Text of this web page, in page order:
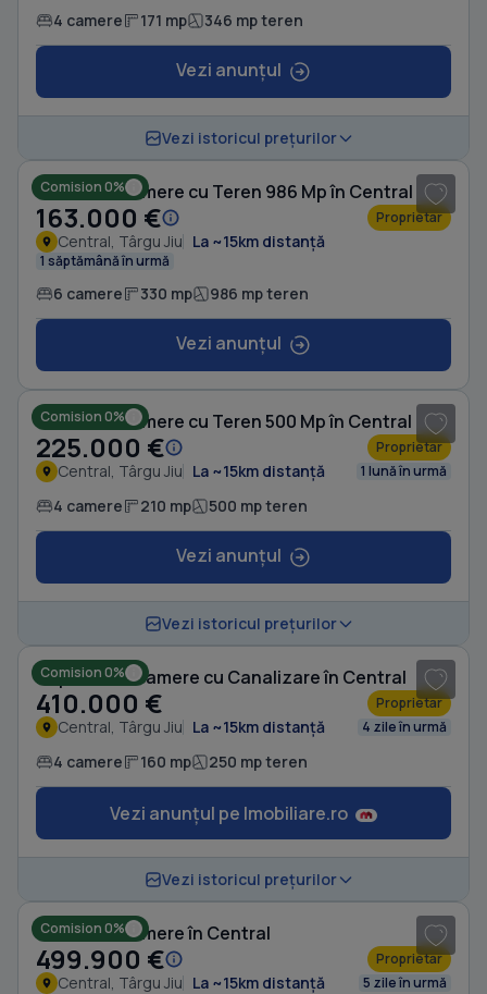
4 camere 171 mp 346 mp teren
Vezi anunțul
Vezi istoricul prețurilor
Comision 0%
Casă cu 6 camere cu Teren 986 Mp în Central
163.000 € Proprietar
Central, Târgu Jiu La ~15km distanță
1 săptămână în urmă
6 camere 330 mp 986 mp teren
Vezi anunțul
Comision 0%
Casă cu 4 camere cu Teren 500 Mp în Central
225.000 € Proprietar
Central, Târgu Jiu La ~15km distanță 1 lună în urmă
4 camere 210 mp 500 mp teren
Vezi anunțul
Vezi istoricul prețurilor
Comision 0%
Duplex cu 4 camere cu Canalizare în Central
410.000 € Proprietar
Central, Târgu Jiu La ~15km distanță 4 zile în urmă
4 camere 160 mp 250 mp teren
Vezi anunțul pe Imobiliare.ro
Vezi istoricul prețurilor
Comision 0%
Casă cu 4 camere în Central
499.900 € Proprietar
Central, Târgu Jiu La ~15km distanță 5 zile în urmă